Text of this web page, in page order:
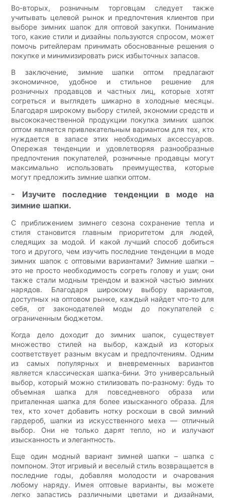
Во-вторых, розничным торговцам следует также
учитывать целевой рынок и предпочтения клиентов при
выборе зимних шапок для оптовой закупки. Понимание
того, какие стили и дизайны пользуются спросом, может
помочь ритейлерам принимать обоснованные решения о
покупке и минимизировать риск избыточных запасов.
В заключение, зимние шапки оптом предлагают
экономичное, удобное и стильное решение для
розничных продавцов и частных лиц, которые хотят
согреться и выглядеть шикарно в холодные месяцы.
Благодаря широкому выбору стилей, экономии средств и
высококачественной продукции покупка зимних шапок
оптом является привлекательным вариантом для тех, кто
нуждается в запасе этих необходимых аксессуаров.
Опережая тенденции и удовлетворяя разнообразные
предпочтения покупателей, розничные продавцы могут
максимально использовать преимущества, которые
могут предложить зимние шапки оптом.
- Изучите последние тенденции в моде на
зимние шапки.
С приближением зимнего сезона сохранение тепла и
стиля становится главным приоритетом для людей,
следящих за модой. И какой лучший способ добиться
того и другого, чем изучить последние тенденции в моде
зимних шапок с оптовыми вариантами? Зимние шапки –
это не просто необходимость согреть голову и уши; они
также стали модным трендом и важной частью зимних
нарядов. Благодаря широкому выбору вариантов,
доступных на оптовом рынке, каждый найдет что-то для
себя, от законодателей моды до покупателей с
ограниченным бюджетом.
Когда дело доходит до зимних шапок, существует
множество стилей на выбор, каждый из которых
соответствует разным вкусам и предпочтениям. Одним
из самых популярных и вневременных вариантов
является классическая шапка-бини. Это универсальный
выбор, который можно стилизовать по-разному: будь то
объемная шапка для повседневного образа или
приталенная шапка для более изысканного образа. Для
тех, кто хочет добавить нотку роскоши в свой зимний
гардероб, шапки из искусственного меха — отличный
выбор. Они не только дарят тепло, но и излучают
изысканность и элегантность.
Еще один модный вариант зимней шапки – шапка с
помпоном. Этот игривый и веселый стиль возвращается в
последние годы, добавляя молодости и очарования
любому наряду. Имея оптовые варианты, вы можете
легко запастись различными цветами и дизайнами,